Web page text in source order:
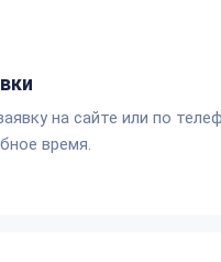
на сайте или по
время.